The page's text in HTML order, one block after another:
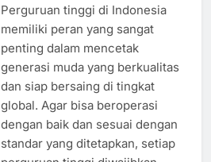
Perguruan tinggi di Indonesia
memiliki peran yang sangat
penting dalam mencetak
generasi muda yang berkualitas
dan siap bersaing di tingkat
global. Agar bisa beroperasi
dengan baik dan sesuai dengan
standar yang ditetapkan, setiap